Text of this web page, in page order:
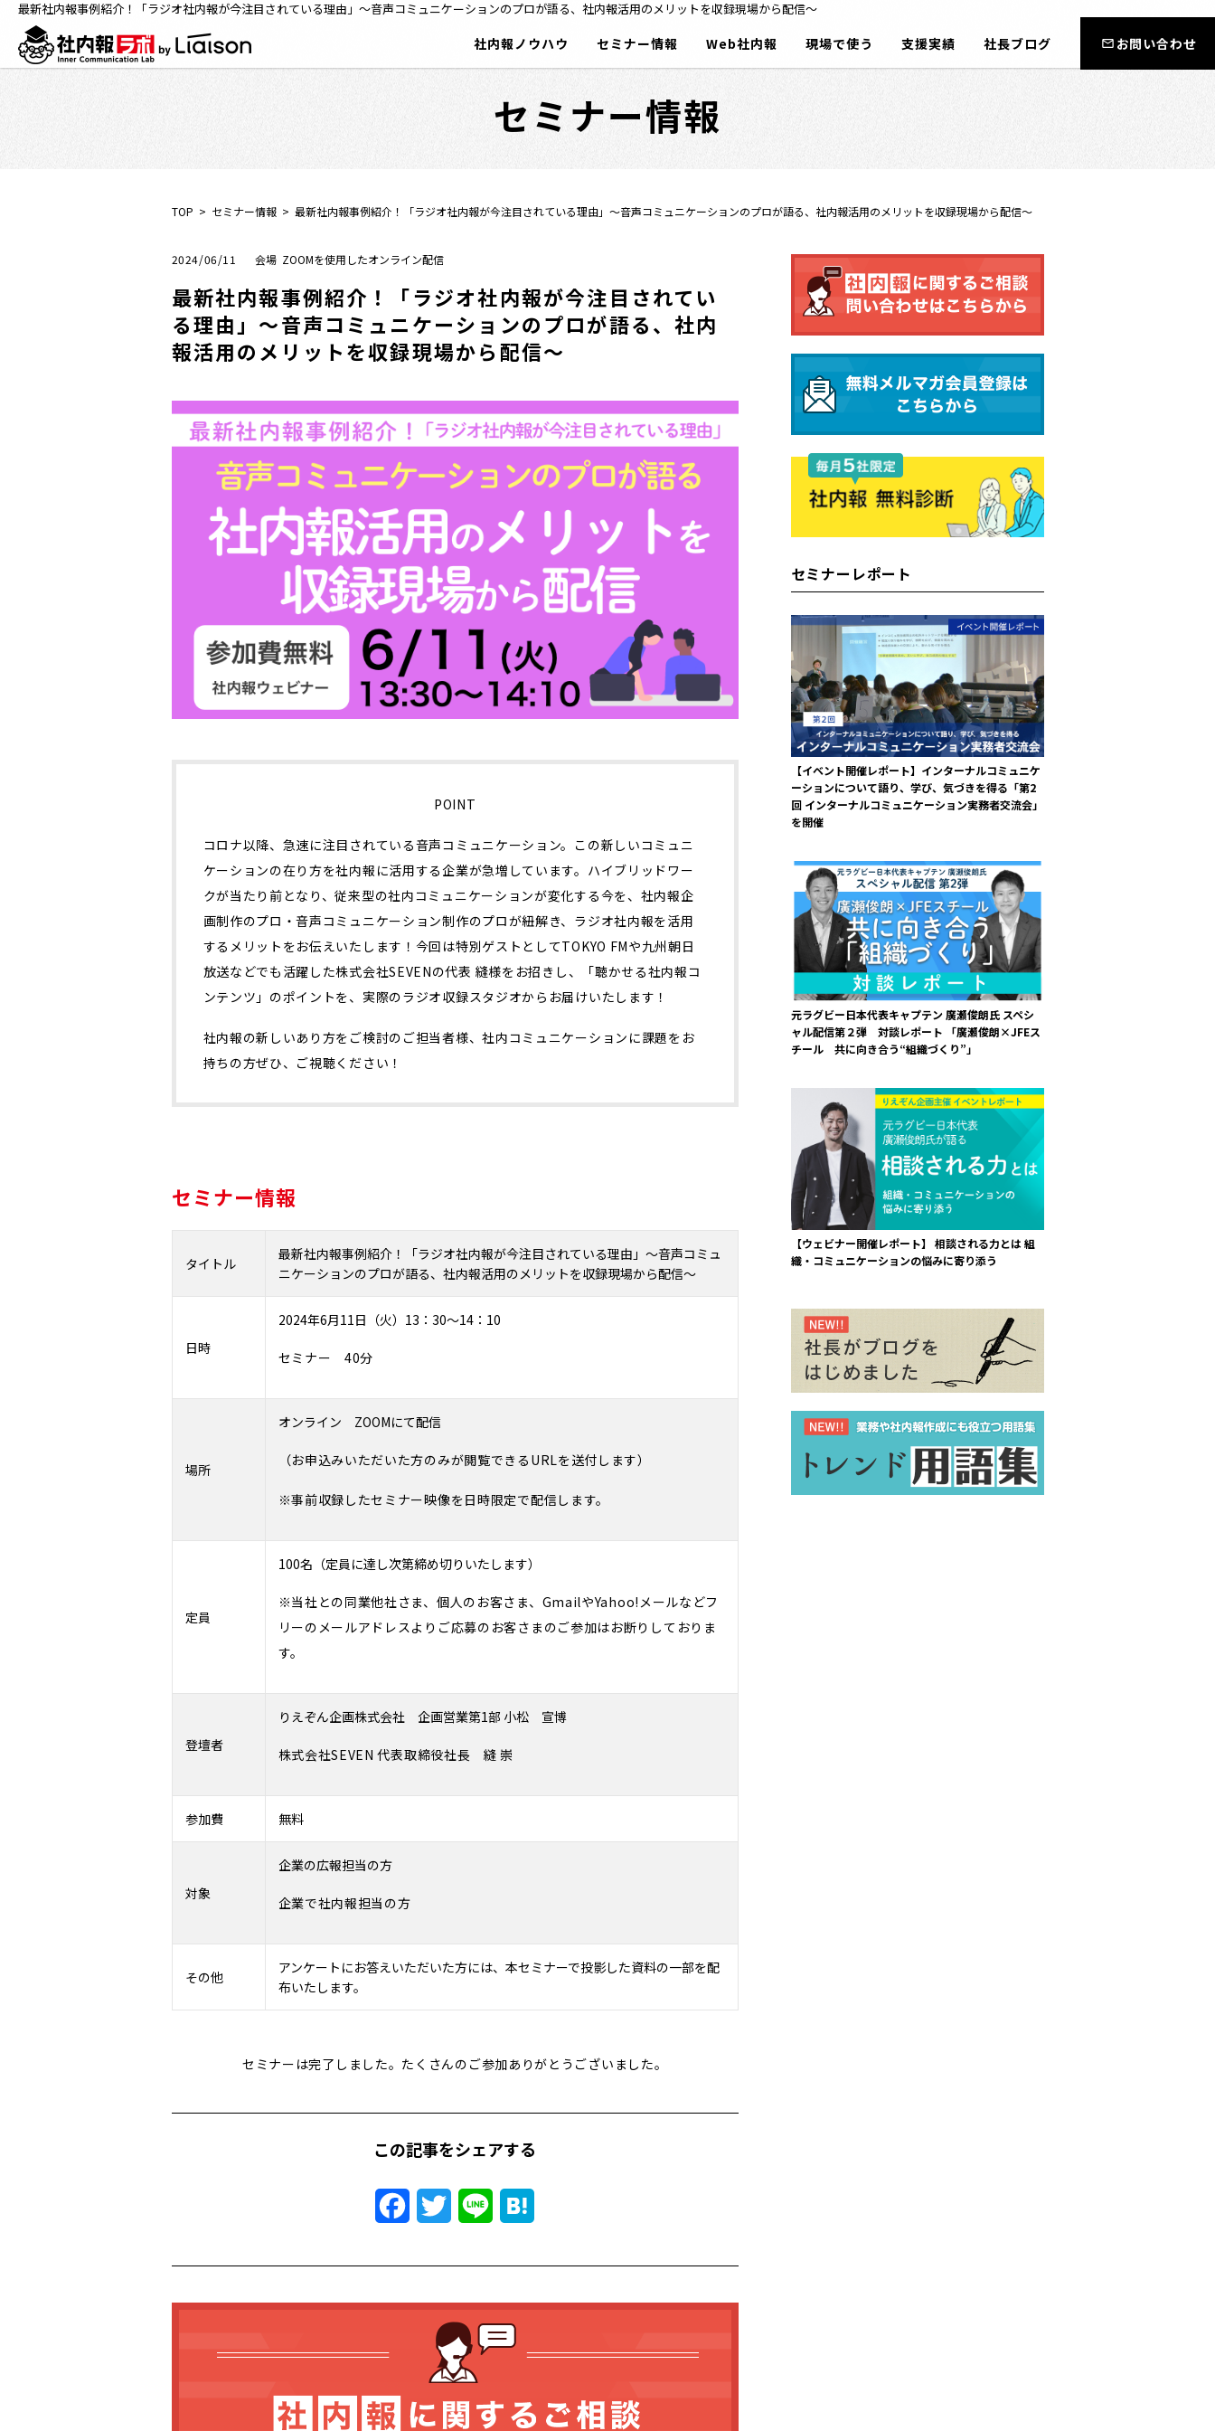
最新社内報事例紹介！「ラジオ社内報が今注目されている理由」～音声コミュニケーションのプロが語る、社内報活用のメリットを収録現場から配信～
社内報ノウハウ セミナー情報 Web社内報 現場で使う 支援実績 社長ブログ お問い合わせ
セミナー情報
TOP セミナー情報 最新社内報事例紹介！「ラジオ社内報が今注目されている理由」～音声コミュニケーションのプロが語る、社内報活用のメリットを収録現場から配信～
2024/06/11 ZOOMを使用したオンライン配信
最新社内報事例紹介！「ラジオ社内報が今注目されてい
る理由」～音声コミュニケーションのプロが語る、社内
報活用のメリットを収録現場から配信～
POINT
コロナ以降、急速に注目されている音声コミュニケーション。この新しいコミュニ
ケーションの在り方を社内報に活用する企業が急増しています。ハイブリッドワー
クが当たり前となり、従来型の社内コミュニケーションが変化する今を、社内報企
画制作のプロ・音声コミュニケーション制作のプロが紐解き、ラジオ社内報を活用
するメリットをお伝えいたします！今回は特別ゲストとしてTOKYO FMや九州朝日
放送などでも活躍した株式会社SEVENの代表 縫様をお招きし、「聴かせる社内報コ
ンテンツ」のポイントを、実際のラジオ収録スタジオからお届けいたします！
社内報の新しいあり方をご検討のご担当者様、社内コミュニケーションに課題をお
持ちの方ぜひ、ご視聴ください！
セミナー情報
タイトル
最新社内報事例紹介！「ラジオ社内報が今注目されている理由」～音声コミュ
ニケーションのプロが語る、社内報活用のメリットを収録現場から配信～
日時
2024年6月11日（火） 13 ：30～14：10
セミナー 40分
場所
オンライン ZOOMにて配信
（お申込みいただいた方のみが閲覧できるURLを送付します）
※事前収録したセミナー映像を日時限定で配信します。
定員
100名（定員に達し次第締め切りいたします）
※当社との同業他社さま、個人のお客さま、GmailやYahoo!メールなどフ
リーのメールアドレスよりご応募のお客さまのご参加はお断りしておりま
す。
登壇者
りえぞん企画株式会社 企画営業第1部 小松 宣博
株式会社SEVEN 代表取締役社長 縫 崇
参加費 無料
対象
企業の広報担当の方
企業で社内報担当の方
その他
アンケートにお答えいただいた方には、本セミナーで投影した資料の一部を配
布いたします。
セミナーは完了しました。たくさんのご参加ありがとうございました。
この記事をシェアする
FacebookTwitter Line
セミナーレポート
【イベント開催レポート】インターナルコミュニケ
ーションについて語り、学び、気づきを得る「第2
回 インターナルコミュニケーション実務者交流会」
を開催
元ラグビー日本代表キャプテン 廣瀬俊朗氏 スペシ
ャル配信第２弾 対談レポート 「廣瀬俊朗×JFEス
チール 共に向き合う“組織づくり”」
【ウェビナー開催レポート】 相談される力とは 組
織・コミュニケーションの悩みに寄り添う